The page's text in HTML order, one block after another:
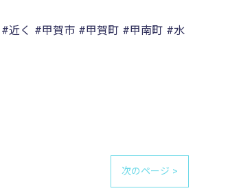
近く #甲賀市 #甲賀町 #甲南町 #水
次のページ >